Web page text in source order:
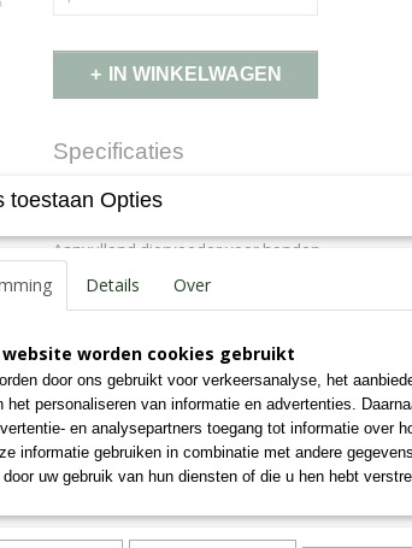
IN WINKELWAGEN
Specificaties
Productcode
Productcode leverancier
58-
Omschrijving
Aanvullend diervoeder voor honden
Analyse: eiwit 84%, vet 3%, as 3%, celstof 0.7%,
toestaan Opties
Details Over
website worden cookies gebruikt
door ons gebruikt voor verkeersanalyse, het
het personaliseren van informatie en advertenties.
en analysepartners toegang tot informatie over
informatie gebruiken in combinatie met andere
uw gebruik van hun diensten of die u hen hebt